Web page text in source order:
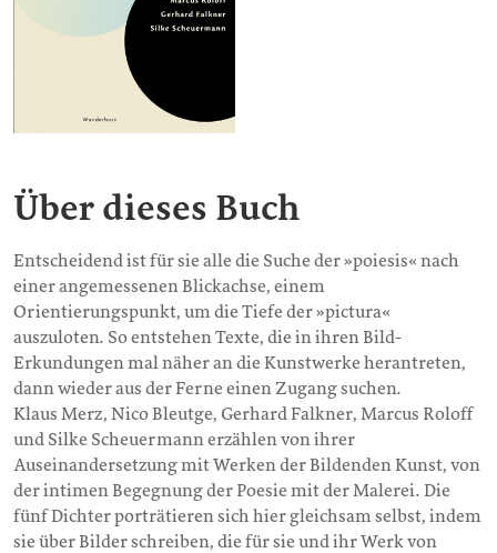
Über dieses Buch
Entscheidend ist für sie alle die Suche der »poiesis« nach
einer angemessenen Blickachse, einem
Orientierungspunkt, um die Tiefe der »pictura«
auszuloten. So entstehen Texte, die in ihren Bild-
Erkundungen mal näher an die Kunstwerke herantreten,
dann wieder aus der Ferne einen Zugang suchen.
Klaus Merz, Nico Bleutge, Gerhard Falkner, Marcus Roloff
und Silke Scheuermann erzählen von ihrer
Auseinandersetzung mit Werken der Bildenden Kunst, von
der intimen Begegnung der Poesie mit der Malerei. Die
fünf Dichter porträtieren sich hier gleichsam selbst, indem
sie über Bilder schreiben, die für sie und ihr Werk von